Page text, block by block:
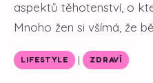
aspektů těhotenství, o
Mnoho žen si všímá, že
LIFESTYLE | ZDRAVÍ